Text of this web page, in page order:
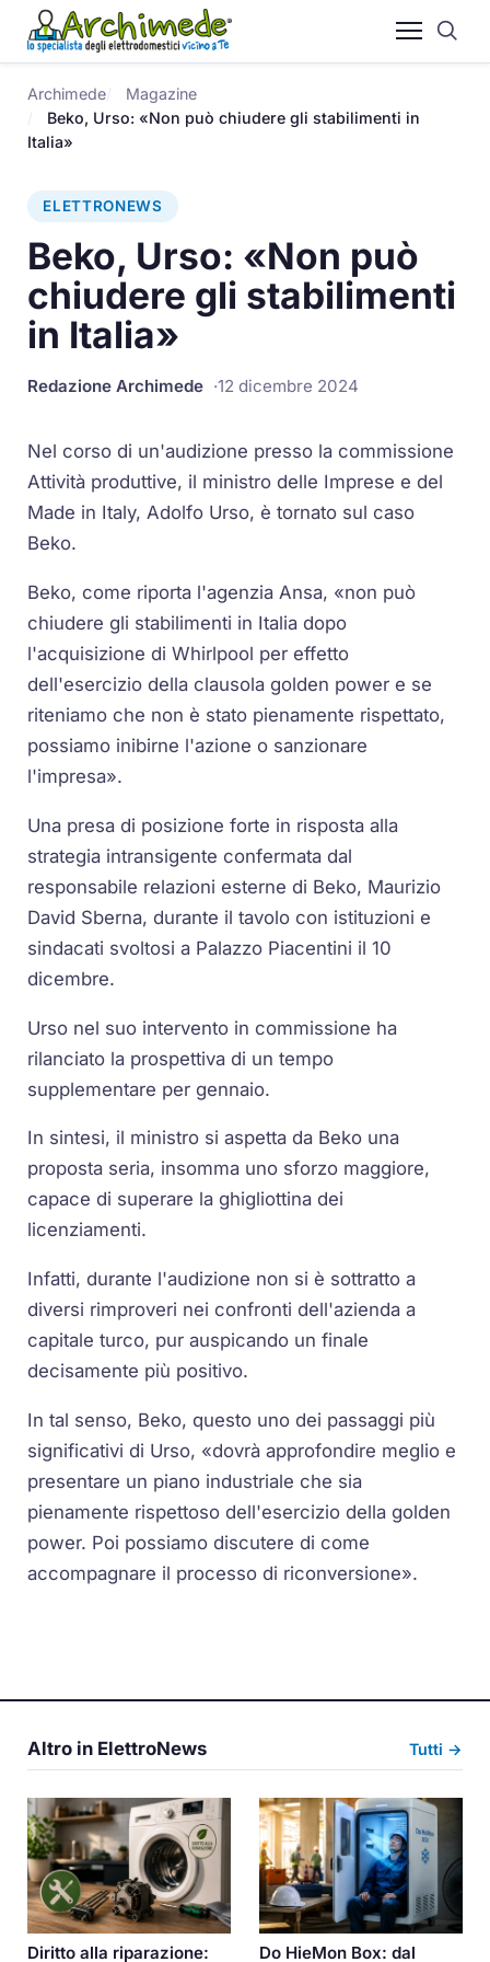
Archimede
Magazine
Beko, Urso: «Non può chiudere gli stabilimenti in
Italia»
ELETTRONEWS
Beko, Urso: «Non può
chiudere gli stabilimenti
in Italia»
Redazione Archimede 12 dicembre 2024
Nel corso di un'audizione presso la commissione
Attività produttive, il ministro delle Imprese e del
Made in Italy, Adolfo Urso, è tornato sul caso
Beko.
Beko, come riporta l'agenzia Ansa, «non può
chiudere gli stabilimenti in Italia dopo
l'acquisizione di Whirlpool per effetto
dell'esercizio della clausola golden power e se
riteniamo che non è stato pienamente rispettato,
possiamo inibirne l'azione o sanzionare
l'impresa».
Una presa di posizione forte in risposta alla
strategia intransigente confermata dal
responsabile relazioni esterne di Beko, Maurizio
David Sberna, durante il tavolo con istituzioni e
sindacati svoltosi a Palazzo Piacentini il 10
dicembre.
Urso nel suo intervento in commissione ha
rilanciato la prospettiva di un tempo
supplementare per gennaio.
In sintesi, il ministro si aspetta da Beko una
proposta seria, insomma uno sforzo maggiore,
capace di superare la ghigliottina dei
licenziamenti.
Infatti, durante l'audizione non si è sottratto a
diversi rimproveri nei confronti dell'azienda a
capitale turco, pur auspicando un finale
decisamente più positivo.
In tal senso, Beko, questo uno dei passaggi più
significativi di Urso, «dovrà approfondire meglio e
presentare un piano industriale che sia
pienamente rispettoso dell'esercizio della golden
power. Poi possiamo discutere di come
accompagnare il processo di riconversione».
Altro in ElettroNews Tutti →
Diritto alla riparazione: Do HieMon Box: dal